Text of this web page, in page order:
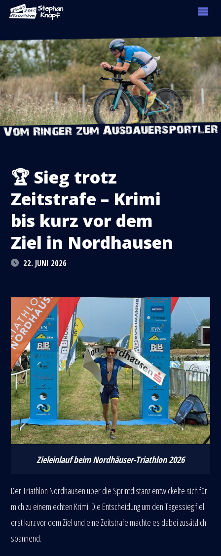
🏆 Sieg trotz
Zeitstrafe – Krimi
bis kurz vor dem
Ziel in Nordhausen
22. JUNI 2026
Zieleinlauf beim Nordhäuser-Triathlon 2026
Der Triathlon Nordhausen über die Sprintdistanz entwickelte sich für
mich zu einem echten Krimi. Die Entscheidung um den Tagessieg fiel
erst kurz vor dem Ziel und eine Zeitstrafe machte es dabei zusätzlich
spannend.